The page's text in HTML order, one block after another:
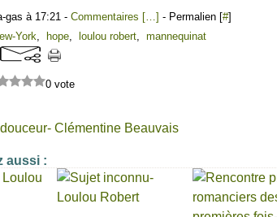
gas à 17:21 - Commentaires […] - Permalien [#]
York, hope, loulou robert, mannequinat
0 vote
Clémentine Beauvais
aussi :